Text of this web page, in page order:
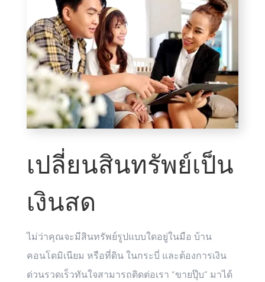
เปลี่ยนสินทรัพย์เป็น
เงินสด
ไม่ว่าคุณจะมีสินทรัพย์รูปแบบใดอยู่ในมือ บ้าน
คอนโดมิเนียม หรือที่ดิน ในกระบี่ และต้องการเงิน
ด่วนรวดเร็วทันใจสามารถติดต่อเรา “ขายปุ๊บ” มาได้